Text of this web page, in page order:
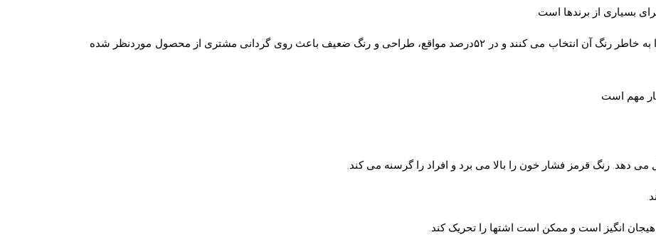
بسیاری از برندها است.
طبق مطالعات انجام شده، ۸۵درصد مصرف کنندگان، یک محصول را به خاطر رنگ آن انتخاب می کنند و در ۵۲درصد مواقع، طراحی و رنگ ضعیف باعث روی گردانی مشتری از محصول موردنظر شده
مهم است
دهد. رنگ قرمز فشار خون را بالا می برد و افراد را گرسنه می کند.
انگیز است و ممکن است اشتها را تحریک کند.